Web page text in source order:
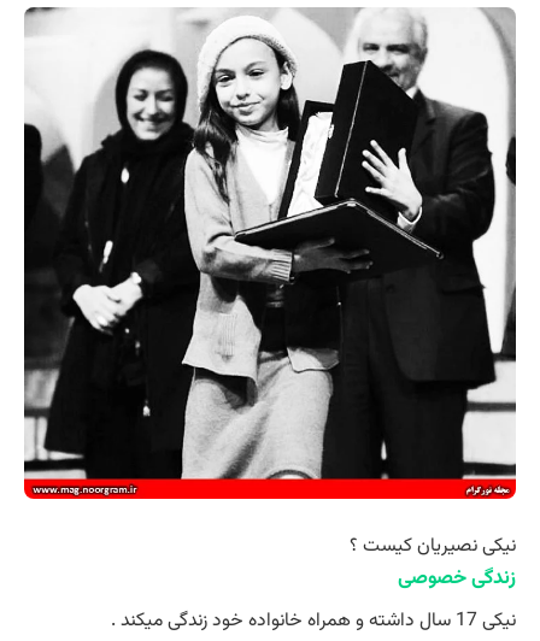
نیکی نصیریان کیست ؟
زندگی خصوصی
نیکی 17 سال داشته و همراه خانواده خود زندگی میکند .